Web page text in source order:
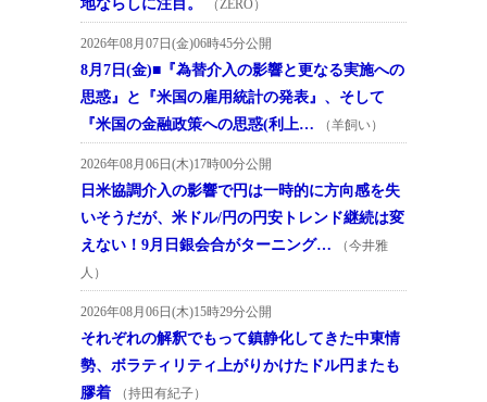
地ならしに注目。
（ZERO）
2026年08月07日(金)06時45分公開
8月7日(金)■『為替介入の影響と更なる実施への
思惑』と『米国の雇用統計の発表』、そして
『米国の金融政策への思惑(利上…
（羊飼い）
2026年08月06日(木)17時00分公開
日米協調介入の影響で円は一時的に方向感を失
いそうだが、米ドル/円の円安トレンド継続は変
えない！9月日銀会合がターニング…
（今井雅
人）
2026年08月06日(木)15時29分公開
それぞれの解釈でもって鎮静化してきた中東情
勢、ボラティリティ上がりかけたドル円またも
膠着
（持田有紀子）